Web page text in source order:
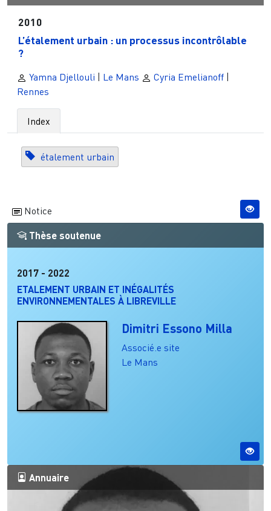
2010
L’étalement urbain : un processus incontrôlable
?
Yamna Djellouli | Le Mans Cyria Emelianoff |
Rennes
Index
étalement urbain
Notice
Thèse soutenue
2017 - 2022
ETALEMENT URBAIN ET INÉGALITÉS
ENVIRONNEMENTALES À LIBREVILLE
Dimitri Essono Milla
Associé.e site
Le Mans
Annuaire